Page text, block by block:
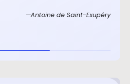
Antoine de Saint-Exupéry